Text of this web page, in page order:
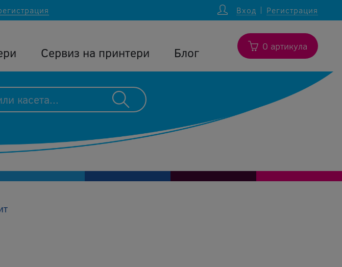
Вход Регистрация
Сервиз на принтери Блог 0 артикула